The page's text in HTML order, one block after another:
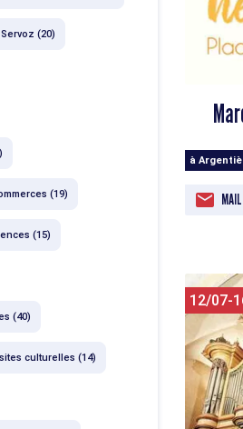
Servoz (20)
(19)
(15)
(40)
culturelles (14)
à
MAIL
12/07-